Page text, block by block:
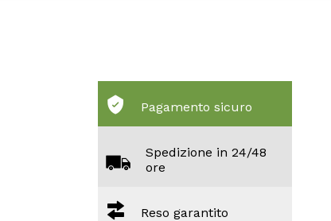
Pagamento sicuro
Spedizione in 24/48
ore
Reso garantito